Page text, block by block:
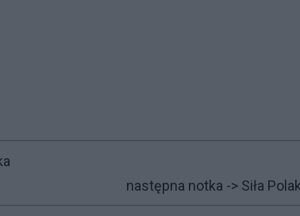
następna notka -> Siła